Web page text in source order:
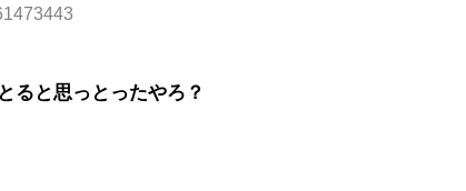
ると思っとったやろ？